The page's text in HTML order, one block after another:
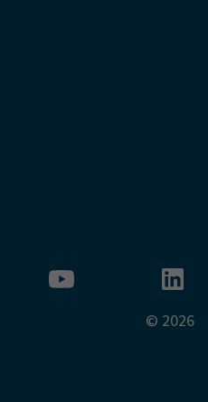
© 2026